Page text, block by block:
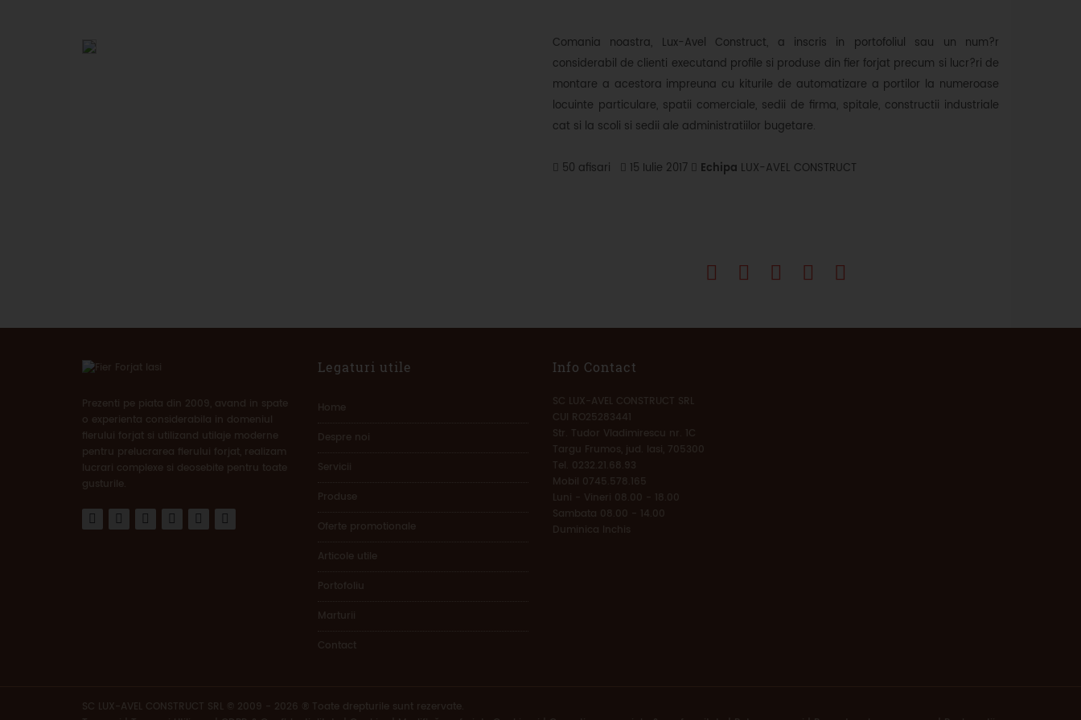
Comania noastra, Lux-Avel Construct, a inscris in portofoliul sau un num?r
considerabil de clienti executand profile si produse din fier forjat precum si lucr?ri de
montare a acestora impreuna cu kiturile de automatizare a portilor la numeroase
locuinte particulare, spatii comerciale, sedii de firma, spitale, constructii industriale
cat si la scoli si sedii ale administratiilor bugetare.
50 afisari 15 Iulie 2017 Echipa LUX-AVEL CONSTRUCT
Prezenti pe piata din 2009, avand in spate
o experienta considerabila in domeniul
fierului forjat si utilizand utilaje moderne
pentru prelucrarea fierului forjat, realizam
lucrari complexe si deosebite pentru toate
gusturile.
Legaturi utile
Home
Despre noi
Servicii
Produse
Oferte promotionale
Articole utile
Portofoliu
Marturii
Contact
Info Contact
SC LUX-AVEL CONSTRUCT SRL
CUI RO25283441
Str. Tudor Vladimirescu nr. 1C
Targu Frumos, jud. Iasi, 705300
Tel. 0232.21.68.93
Mobil 0745.578.165
Luni - Vineri 08.00 - 18.00
Sambata 08.00 - 14.00
Duminica Inchis
SC LUX-AVEL CONSTRUCT SRL © 2009 - 2026 ® Toate drepturile sunt rezervate.